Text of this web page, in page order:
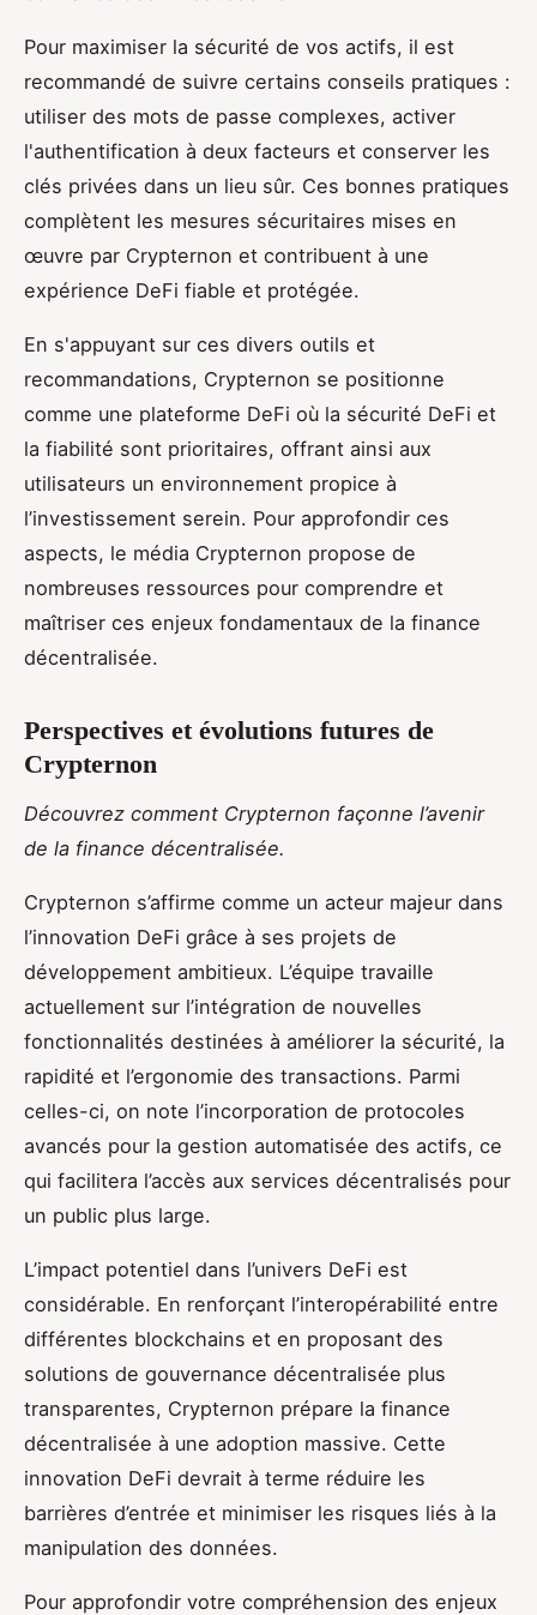
Pour maximiser la sécurité de vos actifs, il est
recommandé de suivre certains conseils pratiques :
utiliser des mots de passe complexes, activer
l'authentification à deux facteurs et conserver les
clés privées dans un lieu sûr. Ces bonnes pratiques
complètent les mesures sécuritaires mises en
œuvre par Crypternon et contribuent à une
expérience DeFi fiable et protégée.
En s'appuyant sur ces divers outils et
recommandations, Crypternon se positionne
comme une plateforme DeFi où la sécurité DeFi et
la fiabilité sont prioritaires, offrant ainsi aux
utilisateurs un environnement propice à
l’investissement serein. Pour approfondir ces
aspects, le média Crypternon propose de
nombreuses ressources pour comprendre et
maîtriser ces enjeux fondamentaux de la finance
décentralisée.
Perspectives et évolutions futures de
Crypternon
Découvrez comment Crypternon façonne l’avenir
de la finance décentralisée.
Crypternon s’affirme comme un acteur majeur dans
l’innovation DeFi grâce à ses projets de
développement ambitieux. L’équipe travaille
actuellement sur l’intégration de nouvelles
fonctionnalités destinées à améliorer la sécurité, la
rapidité et l’ergonomie des transactions. Parmi
celles-ci, on note l’incorporation de protocoles
avancés pour la gestion automatisée des actifs, ce
qui facilitera l’accès aux services décentralisés pour
un public plus large.
L’impact potentiel dans l’univers DeFi est
considérable. En renforçant l’interopérabilité entre
différentes blockchains et en proposant des
solutions de gouvernance décentralisée plus
transparentes, Crypternon prépare la finance
décentralisée à une adoption massive. Cette
innovation DeFi devrait à terme réduire les
barrières d’entrée et minimiser les risques liés à la
manipulation des données.
Pour approfondir votre compréhension des enjeux